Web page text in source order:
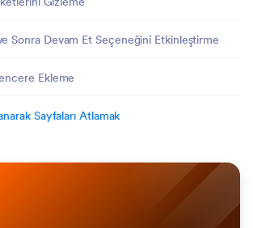
Sonra Devam Et Seçeneğini Etkinleştirme
Ekleme
Sayfaları Atlamak